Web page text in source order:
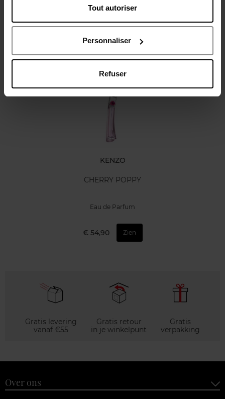
Tout autoriser
Personnaliser
Refuser
Nog iets vergeten ?
KENZO
CHERRY POPPY
Eau de Parfum
€ 54,90 Zien
Gratis levering
vanaf €55
Gratis retour
in je winkelpunt
Gratis
verpakking
Over ons